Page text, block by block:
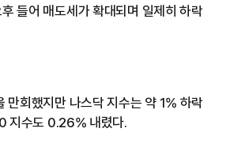
들어 매도세가 확대되며 일제히 하락
만회했지만 나스닥 지수는 약 1% 하락
지수도 0.26% 내렸다.